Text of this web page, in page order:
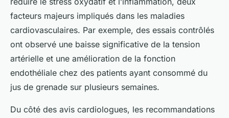
facteurs majeurs impliqués dans les maladies
cardiovasculaires. Par exemple, des essais contrôlés
ont observé une baisse significative de la tension
artérielle et une amélioration de la fonction
endothéliale chez des patients ayant consommé du
jus de grenade sur plusieurs semaines.
Du côté des avis cardiologues, les recommandations